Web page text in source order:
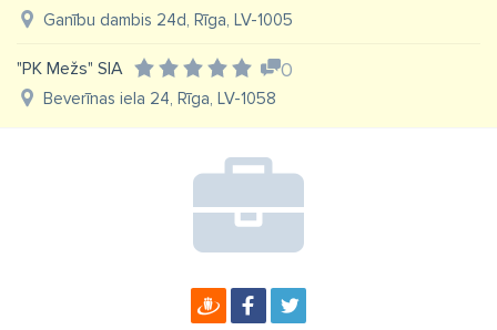
Ganību dambis 24d, Rīga, LV-1005
"PK Mežs" SIA 0
Beverīnas iela 24, Rīga, LV-1058